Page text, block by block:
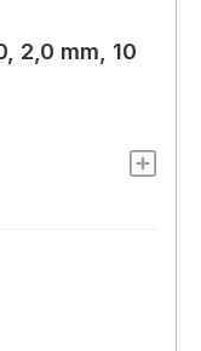
2,0 mm, 10